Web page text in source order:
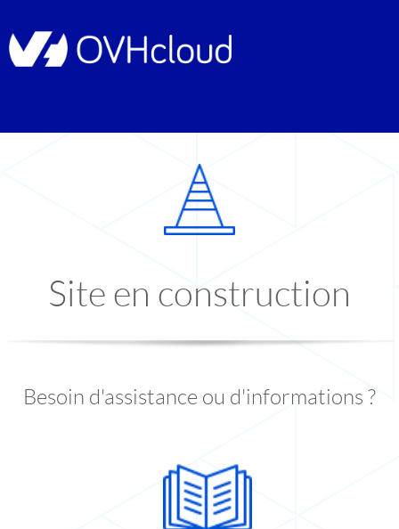
Site en construction
Besoin d'assistance ou d'informations ?